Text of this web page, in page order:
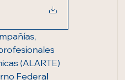
(ALARTE)
Federal